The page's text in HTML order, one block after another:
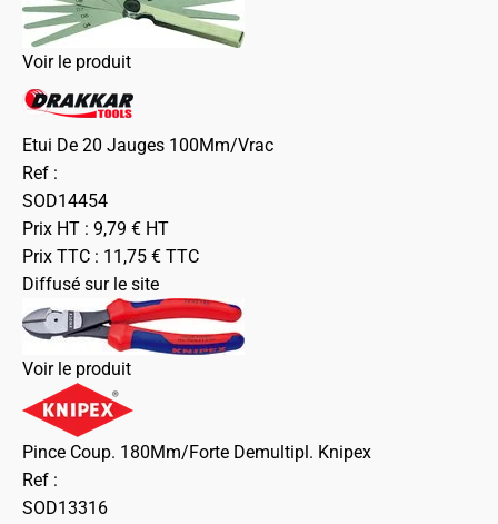
Voir le produit
Etui De 20 Jauges 100Mm/Vrac
Ref :
SOD14454
Prix HT : 9,79 € HT
Prix TTC : 11,75 € TTC
Diffusé sur le site
Voir le produit
Pince Coup. 180Mm/Forte Demultipl. Knipex
Ref :
SOD13316